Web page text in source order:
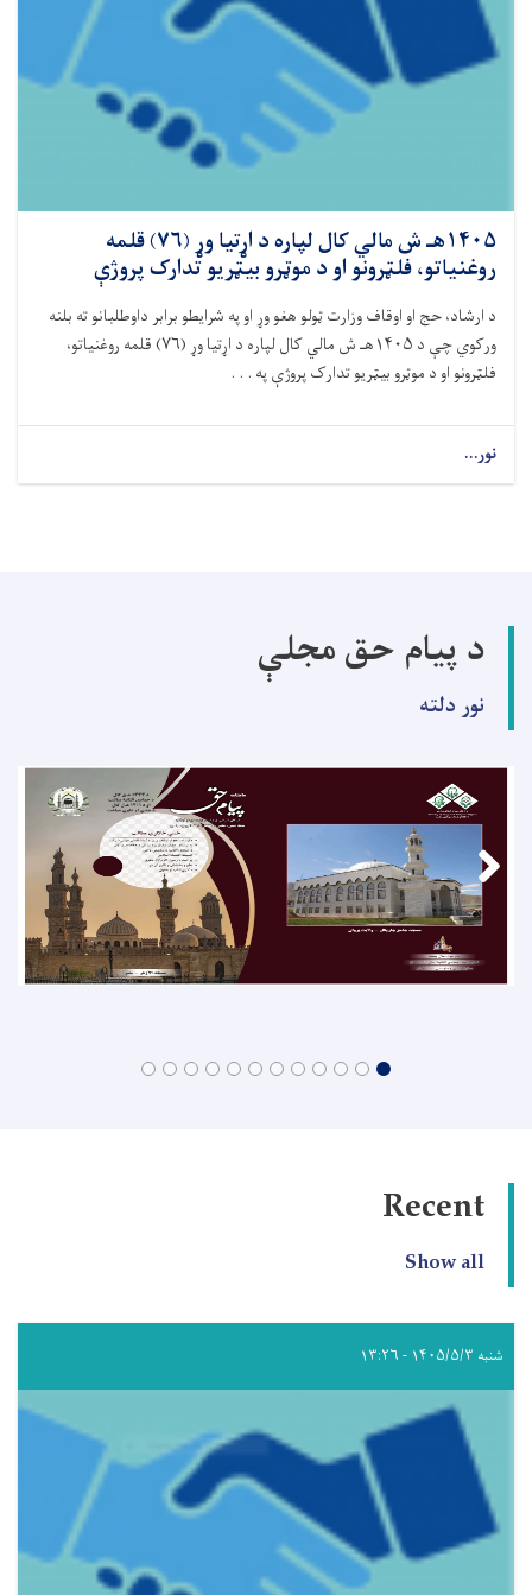
۱۴۰۵هـ ش مالي کال لپاره د اړتیا وړ (۷۶) قلمه
روغنیاتو، فلټرونو او د موټرو بیټریو تدارک پروژې
د ارشاد، حج او اوقاف وزارت ټولو هغو وړ او په شرایطو برابر داوطلبانو ته بلنه
ورکوي چې د ۱۴۰۵هـ ش مالي کال لپاره د اړتیا وړ (۷۶) قلمه روغنیاتو،
فلټرونو او د موټرو بیټریو تدارک پروژې په . . .
نور...
د پیام حق مجلې
نور دلته
Recent
Show all
شنبه ۱۴۰۵/۵/۳ - ۱۳:۲۶